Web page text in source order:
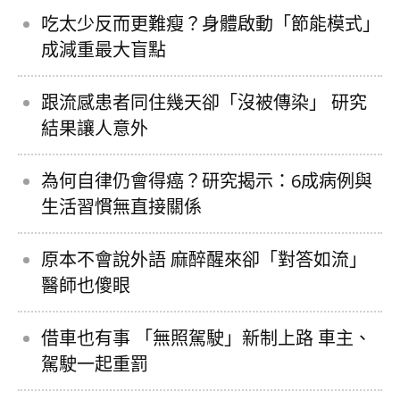
吃太少反而更難瘦？身體啟動「節能模式」
成減重最大盲點
跟流感患者同住幾天卻「沒被傳染」 研究
結果讓人意外
為何自律仍會得癌？研究揭示：6成病例與
生活習慣無直接關係
原本不會說外語 麻醉醒來卻「對答如流」
醫師也傻眼
借車也有事 「無照駕駛」新制上路 車主、
駕駛一起重罰